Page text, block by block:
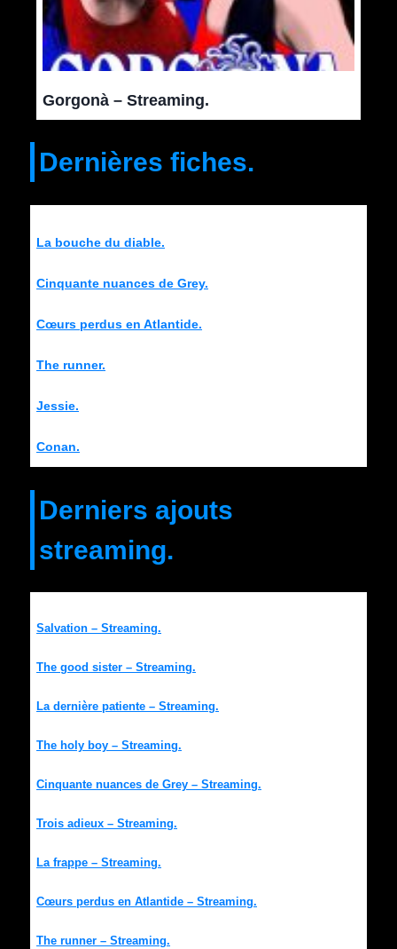
Gorgonà – Streaming.
Dernières fiches.
La bouche du diable.
Cinquante nuances de Grey.
Cœurs perdus en Atlantide.
The runner.
Jessie.
Conan.
Derniers ajouts
streaming.
Salvation – Streaming.
The good sister – Streaming.
La dernière patiente – Streaming.
The holy boy – Streaming.
Cinquante nuances de Grey – Streaming.
Trois adieux – Streaming.
La frappe – Streaming.
Cœurs perdus en Atlantide – Streaming.
The runner – Streaming.